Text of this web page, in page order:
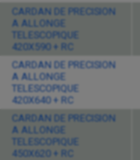
CARDAN DE PRECISION
A ALLONGE
TELESCOPIQUE
420X590 + RC
CARDAN DE PRECISION
A ALLONGE
TELESCOPIQUE
420X640 + RC
CARDAN DE PRECISION
A ALLONGE
TELESCOPIQUE
450X620 + RC